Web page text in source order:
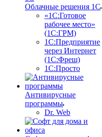
Облачные решения 1С
«1C:Готовое
рабочее место»
(1С:ГРМ)
1С:Предприятие
через Интернет
(1С:Фреш)
1С:Просто
Антивирусные
программы
Dr. Web